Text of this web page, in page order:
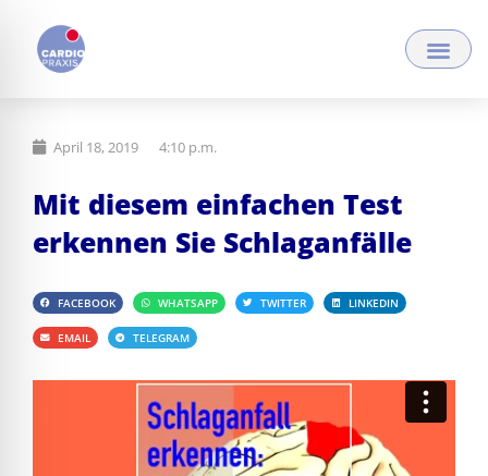
Inhalt
springen
April 18, 2019 4:10 p.m.
Mit diesem einfachen Test
erkennen Sie Schlaganfälle
FACEBOOK WHATSAPP TWITTER LINKEDIN
EMAIL TELEGRAM